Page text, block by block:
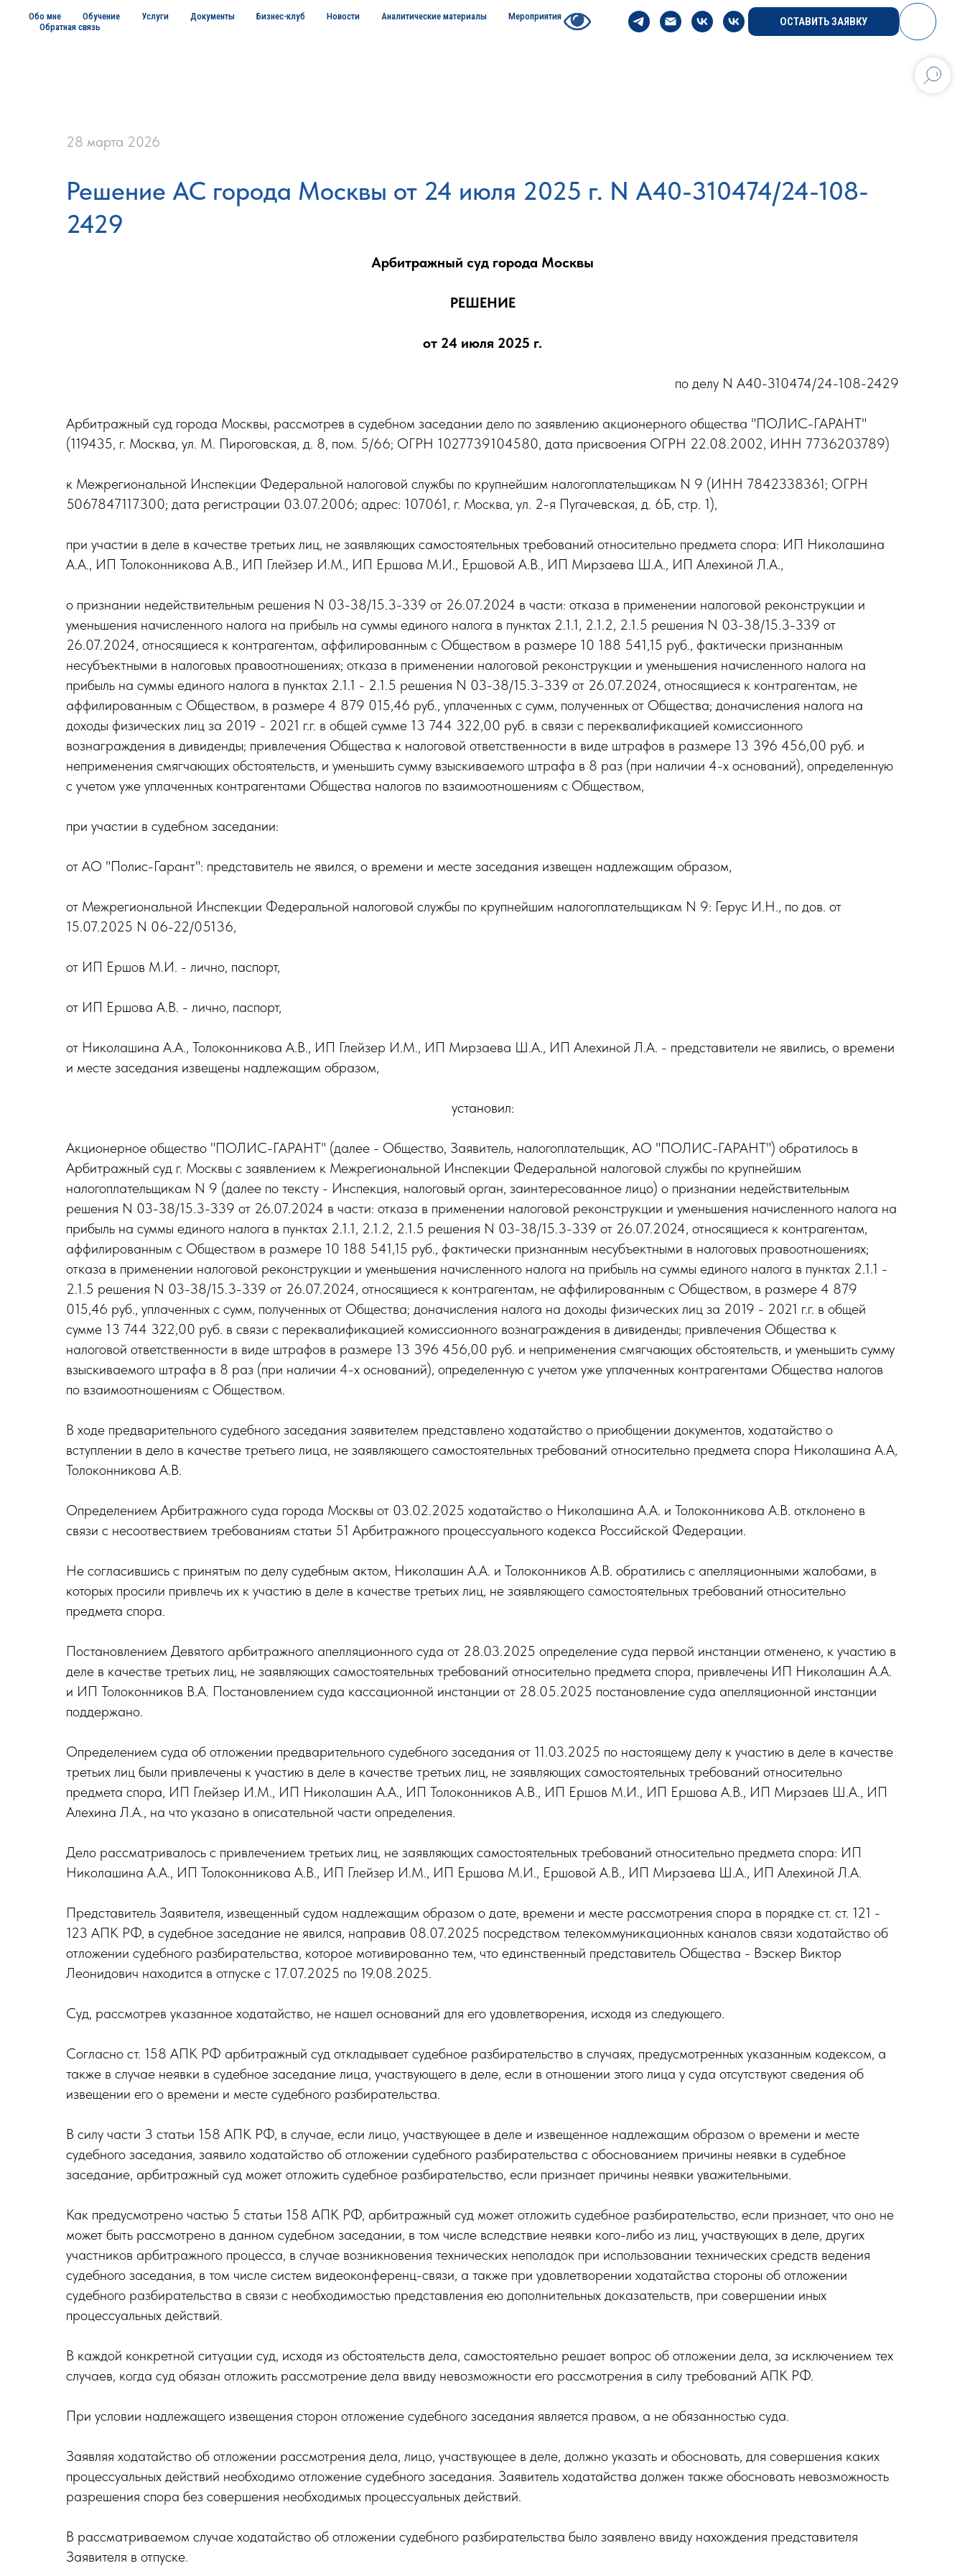
Обо мне Обучение Услуги Документы Бизнес-клуб Новости Аналитические материалы
Мероприятия
Обратная связь
ОСТАВИТЬ ЗАЯВКУ
28 марта 2026
Решение АС города Москвы от 24 июля 2025 г. N А40-310474/24-108-
2429
Арбитражный суд города Москвы
РЕШЕНИЕ
от 24 июля 2025 г.
по делу N А40-310474/24-108-2429
Арбитражный суд города Москвы, рассмотрев в судебном заседании дело по заявлению акционерного общества "ПОЛИС-ГАРАНТ"
(119435, г. Москва, ул. М. Пироговская, д. 8, пом. 5/66; ОГРН 1027739104580, дата присвоения ОГРН 22.08.2002, ИНН 7736203789)
к Межрегиональной Инспекции Федеральной налоговой службы по крупнейшим налогоплательщикам N 9 (ИНН 7842338361; ОГРН
5067847117300; дата регистрации 03.07.2006; адрес: 107061, г. Москва, ул. 2-я Пугачевская, д. 6Б, стр. 1),
при участии в деле в качестве третьих лиц, не заявляющих самостоятельных требований относительно предмета спора: ИП Николашина
А.А., ИП Толоконникова А.В., ИП Глейзер И.М., ИП Ершова М.И., Ершовой А.В., ИП Мирзаева Ш.А., ИП Алехиной Л.А.,
о признании недействительным решения N 03-38/15.3-339 от 26.07.2024 в части: отказа в применении налоговой реконструкции и
уменьшения начисленного налога на прибыль на суммы единого налога в пунктах 2.1.1, 2.1.2, 2.1.5 решения N 03-38/15.3-339 от
26.07.2024, относящиеся к контрагентам, аффилированным с Обществом в размере 10 188 541,15 руб., фактически признанным
несубъектными в налоговых правоотношениях; отказа в применении налоговой реконструкции и уменьшения начисленного налога на
прибыль на суммы единого налога в пунктах 2.1.1 - 2.1.5 решения N 03-38/15.3-339 от 26.07.2024, относящиеся к контрагентам, не
аффилированным с Обществом, в размере 4 879 015,46 руб., уплаченных с сумм, полученных от Общества; доначисления налога на
доходы физических лиц за 2019 - 2021 г.г. в общей сумме 13 744 322,00 руб. в связи с переквалификацией комиссионного
вознаграждения в дивиденды; привлечения Общества к налоговой ответственности в виде штрафов в размере 13 396 456,00 руб. и
неприменения смягчающих обстоятельств, и уменьшить сумму взыскиваемого штрафа в 8 раз (при наличии 4-х оснований), определенную
с учетом уже уплаченных контрагентами Общества налогов по взаимоотношениям с Обществом,
при участии в судебном заседании:
от АО "Полис-Гарант": представитель не явился, о времени и месте заседания извещен надлежащим образом,
от Межрегиональной Инспекции Федеральной налоговой службы по крупнейшим налогоплательщикам N 9: Герус И.Н., по дов. от
15.07.2025 N 06-22/05136,
от ИП Ершов М.И. - лично, паспорт,
от ИП Ершова А.В. - лично, паспорт,
от Николашина А.А., Толоконникова А.В., ИП Глейзер И.М., ИП Мирзаева Ш.А., ИП Алехиной Л.А. - представители не явились, о времени
и месте заседания извещены надлежащим образом,
установил:
Акционерное общество "ПОЛИС-ГАРАНТ" (далее - Общество, Заявитель, налогоплательщик, АО "ПОЛИС-ГАРАНТ") обратилось в
Арбитражный суд г. Москвы с заявлением к Межрегиональной Инспекции Федеральной налоговой службы по крупнейшим
налогоплательщикам N 9 (далее по тексту - Инспекция, налоговый орган, заинтересованное лицо) о признании недействительным
решения N 03-38/15.3-339 от 26.07.2024 в части: отказа в применении налоговой реконструкции и уменьшения начисленного налога на
прибыль на суммы единого налога в пунктах 2.1.1, 2.1.2, 2.1.5 решения N 03-38/15.3-339 от 26.07.2024, относящиеся к контрагентам,
аффилированным с Обществом в размере 10 188 541,15 руб., фактически признанным несубъектными в налоговых правоотношениях;
отказа в применении налоговой реконструкции и уменьшения начисленного налога на прибыль на суммы единого налога в пунктах 2.1.1 -
2.1.5 решения N 03-38/15.3-339 от 26.07.2024, относящиеся к контрагентам, не аффилированным с Обществом, в размере 4 879
015,46 руб., уплаченных с сумм, полученных от Общества; доначисления налога на доходы физических лиц за 2019 - 2021 г.г. в общей
сумме 13 744 322,00 руб. в связи с переквалификацией комиссионного вознаграждения в дивиденды; привлечения Общества к
налоговой ответственности в виде штрафов в размере 13 396 456,00 руб. и неприменения смягчающих обстоятельств, и уменьшить сумму
взыскиваемого штрафа в 8 раз (при наличии 4-х оснований), определенную с учетом уже уплаченных контрагентами Общества налогов
по взаимоотношениям с Обществом.
В ходе предварительного судебного заседания заявителем представлено ходатайство о приобщении документов, ходатайство о
вступлении в дело в качестве третьего лица, не заявляющего самостоятельных требований относительно предмета спора Николашина А.А,
Толоконникова А.В.
Определением Арбитражного суда города Москвы от 03.02.2025 ходатайство о Николашина А.А. и Толоконникова А.В. отклонено в
связи с несоотвествием требованиям статьи 51 Арбитражного процессуального кодекса Российской Федерации.
Не согласившись с принятым по делу судебным актом, Николашин А.А. и Толоконников А.В. обратились с апелляционными жалобами, в
которых просили привлечь их к участию в деле в качестве третьих лиц, не заявляющего самостоятельных требований относительно
предмета спора.
Постановлением Девятого арбитражного апелляционного суда от 28.03.2025 определение суда первой инстанции отменено, к участию в
деле в качестве третьих лиц, не заявляющих самостоятельных требований относительно предмета спора, привлечены ИП Николашин А.А.
и ИП Толоконников В.А. Постановлением суда кассационной инстанции от 28.05.2025 постановление суда апелляционной инстанции
поддержано.
Определением суда об отложении предварительного судебного заседания от 11.03.2025 по настоящему делу к участию в деле в качестве
третьих лиц были привлечены к участию в деле в качестве третьих лиц, не заявляющих самостоятельных требований относительно
предмета спора, ИП Глейзер И.М., ИП Николашин А.А., ИП Толоконников А.В., ИП Ершов М.И., ИП Ершова А.В., ИП Мирзаев Ш.А., ИП
Алехина Л.А., на что указано в описательной части определения.
Дело рассматривалось с привлечением третьих лиц, не заявляющих самостоятельных требований относительно предмета спора: ИП
Николашина А.А., ИП Толоконникова А.В., ИП Глейзер И.М., ИП Ершова М.И., Ершовой А.В., ИП Мирзаева Ш.А., ИП Алехиной Л.А.
Представитель Заявителя, извещенный судом надлежащим образом о дате, времени и месте рассмотрения спора в порядке ст. ст. 121 -
123 АПК РФ, в судебное заседание не явился, направив 08.07.2025 посредством телекоммуникационных каналов связи ходатайство об
отложении судебного разбирательства, которое мотивированно тем, что единственный представитель Общества - Вэскер Виктор
Леонидович находится в отпуске с 17.07.2025 по 19.08.2025.
Суд, рассмотрев указанное ходатайство, не нашел оснований для его удовлетворения, исходя из следующего.
Согласно ст. 158 АПК РФ арбитражный суд откладывает судебное разбирательство в случаях, предусмотренных указанным кодексом, а
также в случае неявки в судебное заседание лица, участвующего в деле, если в отношении этого лица у суда отсутствуют сведения об
извещении его о времени и месте судебного разбирательства.
В силу части 3 статьи 158 АПК РФ, в случае, если лицо, участвующее в деле и извещенное надлежащим образом о времени и месте
судебного заседания, заявило ходатайство об отложении судебного разбирательства с обоснованием причины неявки в судебное
заседание, арбитражный суд может отложить судебное разбирательство, если признает причины неявки уважительными.
Как предусмотрено частью 5 статьи 158 АПК РФ, арбитражный суд может отложить судебное разбирательство, если признает, что оно не
может быть рассмотрено в данном судебном заседании, в том числе вследствие неявки кого-либо из лиц, участвующих в деле, других
участников арбитражного процесса, в случае возникновения технических неполадок при использовании технических средств ведения
судебного заседания, в том числе систем видеоконференц-связи, а также при удовлетворении ходатайства стороны об отложении
судебного разбирательства в связи с необходимостью представления ею дополнительных доказательств, при совершении иных
процессуальных действий.
В каждой конкретной ситуации суд, исходя из обстоятельств дела, самостоятельно решает вопрос об отложении дела, за исключением тех
случаев, когда суд обязан отложить рассмотрение дела ввиду невозможности его рассмотрения в силу требований АПК РФ.
При условии надлежащего извещения сторон отложение судебного заседания является правом, а не обязанностью суда.
Заявляя ходатайство об отложении рассмотрения дела, лицо, участвующее в деле, должно указать и обосновать, для совершения каких
процессуальных действий необходимо отложение судебного заседания. Заявитель ходатайства должен также обосновать невозможность
разрешения спора без совершения необходимых процессуальных действий.
В рассматриваемом случае ходатайство об отложении судебного разбирательства было заявлено ввиду нахождения представителя
Заявителя в отпуске.